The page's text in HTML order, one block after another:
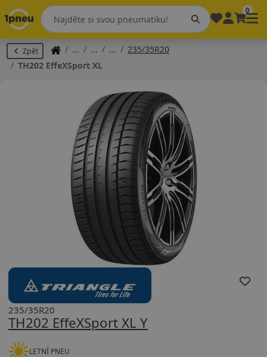
0
Zpět
235/35R20
TH202 EffeXSport XL
TH202 EffeXSport XL Y
235/35R20
LETNÍ PNEU